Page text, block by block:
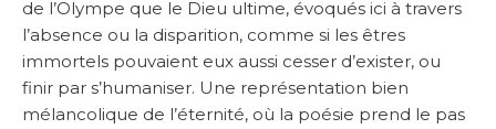
de l’Olympe que le Dieu ultime, évoqués ici à travers
l’absence ou la disparition, comme si les êtres
immortels pouvaient eux aussi cesser d’exister, ou
finir par s’humaniser. Une représentation bien
mélancolique de l’éternité, où la poésie prend le pas